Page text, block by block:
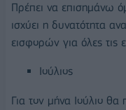
Πρέπει να επισημάνω
ισχύει η δυνατότητα
εισφορών για όλες τις
Ιούλιος
Για τον μήνα Ιούλιο θα